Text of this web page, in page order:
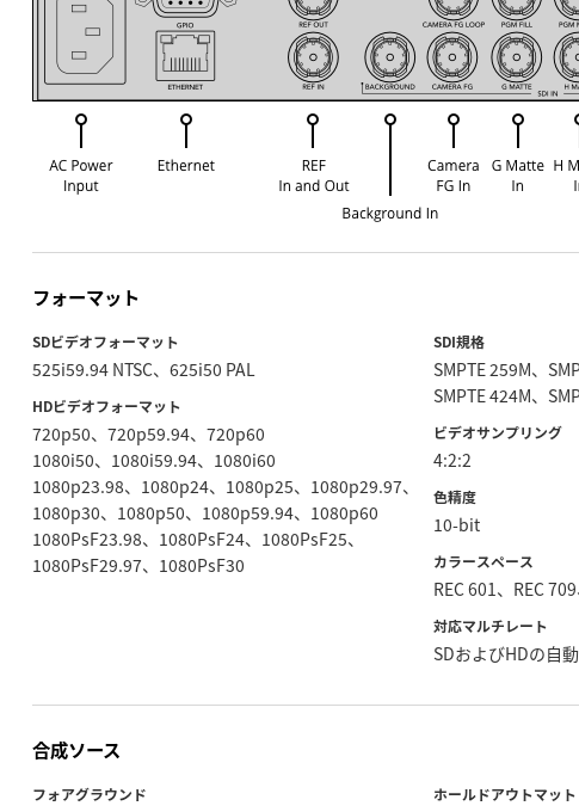
フォーマット
SDビデオフォーマット
525i59.94 NTSC、625i50 PAL
HDビデオフォーマット
720p50、720p59.94、720p60
1080i50、1080i59.94、1080i60
1080p23.98、1080p24、1080p25、1080p29.97、
1080p30、1080p50、1080p59.94、1080p60
1080PsF23.98、1080PsF24、1080PsF25、
1080PsF29.97、1080PsF30
SDI規格
SMPTE 259M、
SMPTE 424M、
ビデオサンプリング
4:2:2
色精度
10-bit
カラースペース
REC 601、REC
対応マルチレート
SDおよびHDの自
合成ソース
フォアグラウンド ホールドアウトマット